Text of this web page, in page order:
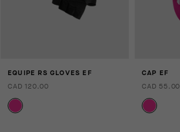
EQUIPE RS GLOVES EF
CAD 120.00
CAP EF
CAD 55.00